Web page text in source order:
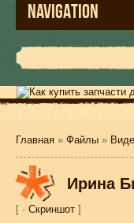
NAVIGATION
Главная » Файлы »
Ирина
[ · Скриншот ]